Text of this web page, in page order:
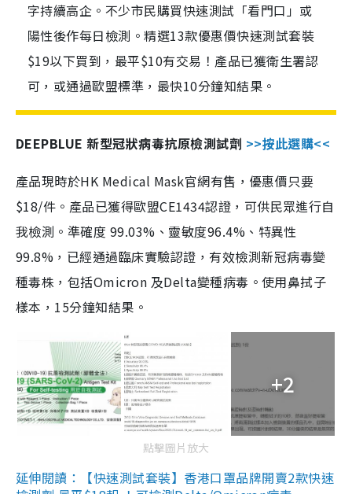
字持續高企。不少市民購買快速測試「看門口」或
陽性後作每日檢測。精選13款優惠價快速測試套裝
$19以下買到，最平$10有交易！產品已獲衛生署認
可，或通過歐盟標準，最快10分鐘知結果。
DEEPBLUE 新型冠狀病毒抗原檢測試劑 >>按此選購<<
產品現時於HK Medical Mask官網有售，優惠價只要
$18/件。產品已獲得歐盟CE1434認證，可供民眾進行自
我檢測。準確度 99.03%、靈敏度96.4%、特異性
99.8%，已經通過臨床實驗認證，有效檢測新冠病毒變
種毒株，包括Omicron 及Delta變種病毒。使用鼻拭子
樣本，15分鐘知結果。
+2
點擊圖片放大
延伸閱讀：【快速測試套裝】香港口罩品牌開賣2款快速